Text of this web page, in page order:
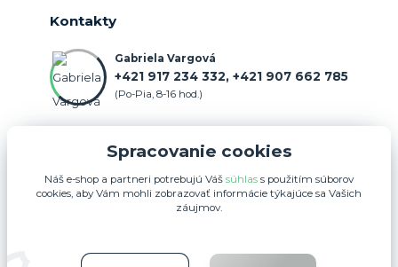
Kontakty
Gabriela Vargová
+421 917 234 332, +421 907 662 785
(Po-Pia, 8-16 hod.)
Upravit sběr cookies.
Spracovanie cookies
Náš e-shop a partneri potrebujú Váš súhlas s použitím súborov
cookies, aby Vám mohli zobrazovať informácie týkajúce sa Vašich
záujmov.